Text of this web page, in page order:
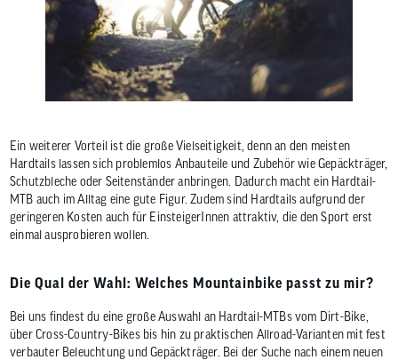
Ein weiterer Vorteil ist die große Vielseitigkeit, denn an den meisten
Hardtails lassen sich problemlos Anbauteile und Zubehör wie Gepäckträger,
Schutzbleche oder Seitenständer anbringen. Dadurch macht ein Hardtail-
MTB auch im Alltag eine gute Figur. Zudem sind Hardtails aufgrund der
geringeren Kosten auch für EinsteigerInnen attraktiv, die den Sport erst
einmal ausprobieren wollen.
Die Qual der Wahl: Welches Mountainbike passt zu mir?
Bei uns findest du eine große Auswahl an Hardtail-MTBs vom Dirt-Bike,
über Cross-Country-Bikes bis hin zu praktischen Allroad-Varianten mit fest
verbauter Beleuchtung und Gepäckträger. Bei der Suche nach einem neuen